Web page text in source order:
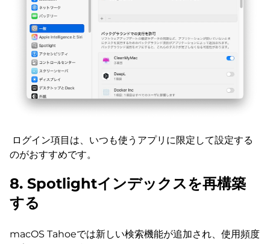
ログイン項目は、いつも使うアプリに限定して設定する
のがおすすめです。
8. Spotlightインデックスを再構築
する
macOS Tahoeでは新しい検索機能が追加され、使用頻度